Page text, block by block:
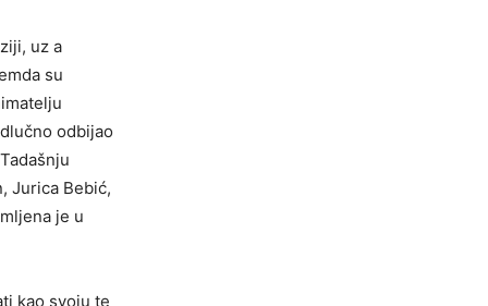
uz a
su
odbijao
Jurica Bebić,
je u
kao svoju te